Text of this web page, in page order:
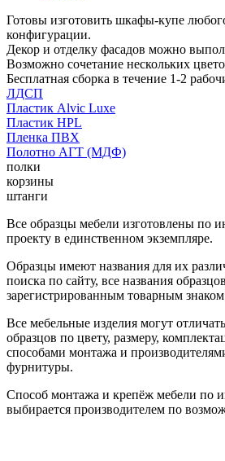
Готовы изготовить шкафы-купе
конфигурации.
Декор и отделку фасадов можно
Возможно сочетание нескольких
Бесплатная сборка в течение 1-2
ЛДСП
Пластик Alvic Luxe
Пластик HPL
Пленка ПВХ
Полотно АГТ (МДФ)
полки
корзины
штанги
Все образцы мебели изготовлены по
проекту в единственном экземпляре.
Образцы имеют названия для их
поиска по сайту, все названия
зарегистрированным товарным
Все мебельные изделия могут
образцов по цвету, размеру,
способами монтажа и
фурнитуры.
Способ монтажа и крепёж мебели по
выбирается производителем по